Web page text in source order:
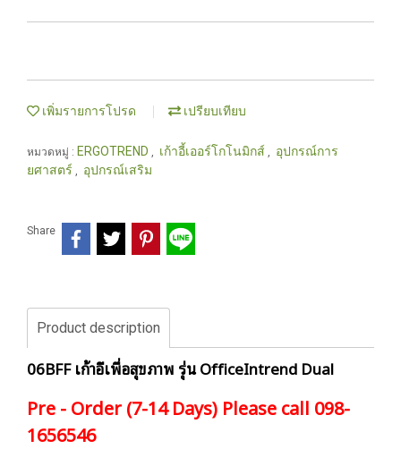
เพิ่มรายการโปรด เปรียบเทียบ
หมวดหมู่ : ERGOTREND , เก้าอี้เออร์โกโนมิกส์ , อุปกรณ์การ
ยศาสตร์ , อุปกรณ์เสริม
Share
Product description
06BFF เก้าอี้เพื่อสุขภาพ รุ่น OfficeIntrend Dual
Pre - Order (7-14 Days) Please call 098-
1656546